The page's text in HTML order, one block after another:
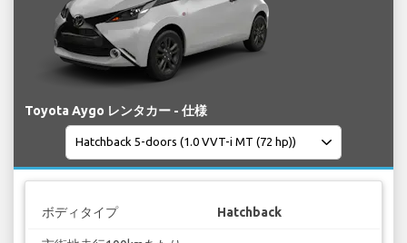
Toyota Aygo レンタカー - 仕様
ボディタイプ Hatchback